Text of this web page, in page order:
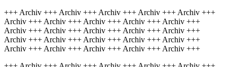
+++ Archiv +++ Archiv +++ Archiv +++ Archiv +++ Archiv +++
Archiv +++ Archiv +++ Archiv +++ Archiv +++ Archiv +++
Archiv +++ Archiv +++ Archiv +++ Archiv +++ Archiv +++
Archiv +++ Archiv +++ Archiv +++ Archiv +++ Archiv +++
Archiv +++ Archiv +++ Archiv +++ Archiv +++ Archiv +++